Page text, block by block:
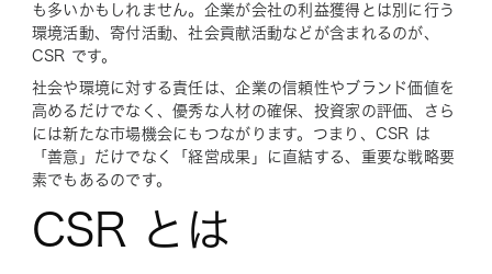
も多いかもしれません。企業が会社の利益獲得とは別に行う
環境活動、寄付活動、社会貢献活動などが含まれるのが、
CSR です。
社会や環境に対する責任は、企業の信頼性やブランド価値を
高めるだけでなく、優秀な人材の確保、投資家の評価、さら
には新たな市場機会にもつながります。つまり、CSR は
「善意」だけでなく「経営成果」に直結する、重要な戦略要
素でもあるのです。
CSR とは